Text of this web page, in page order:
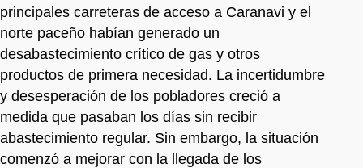
principales carreteras de acceso a Caranavi y el
norte paceño habían generado un
desabastecimiento crítico de gas y otros
productos de primera necesidad. La incertidumbre
y desesperación de los pobladores creció a
medida que pasaban los días sin recibir
abastecimiento regular. Sin embargo, la situación
comenzó a mejorar con la llegada de los